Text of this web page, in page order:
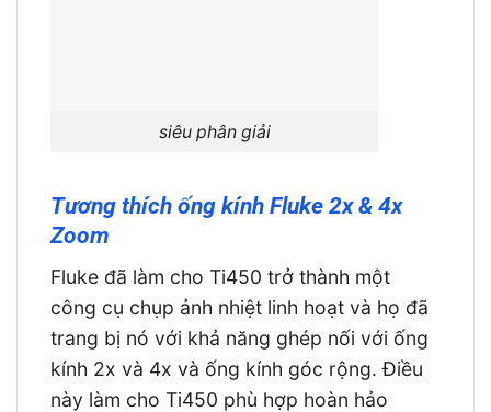
siêu phân giải
Tương thích ống kính Fluke 2x & 4x
Zoom
Fluke đã làm cho Ti450 trở thành một
công cụ chụp ảnh nhiệt linh hoạt và họ đã
trang bị nó với khả năng ghép nối với ống
kính 2x và 4x và ống kính góc rộng. Điều
này làm cho Ti450 phù hợp hoàn hảo